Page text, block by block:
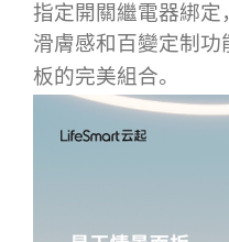
指定開關繼電器綁
滑膚感和百變定制功
板的完美組合。